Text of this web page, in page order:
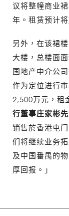
议将整幢商业
年。租赁预计
另外，在该裙
大楼，总楼面
国地产中介公
作为定位进行
2,500万元，租
行董事庄家彬
销售於香港屯
们将继续业务
及中国番禺的
厚回报。」